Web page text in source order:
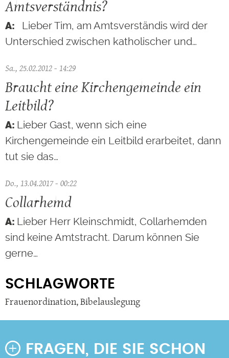
Amtsverständnis?
Lieber Tim, am Amtsverständis wird der
Unterschied zwischen katholischer und…
Sa., 25.02.2012 - 14:29
Braucht eine Kirchengemeinde ein
Leitbild?
Lieber Gast, wenn sich eine
Kirchengemeinde ein Leitbild erarbeitet, dann
tut sie das…
Do., 13.04.2017 - 00:22
Collarhemd
Lieber Herr Kleinschmidt, Collarhemden
sind keine Amtstracht. Darum können Sie
gerne…
SCHLAGWORTE
Frauenordination,Bibelauslegung
FRAGEN, DIE SIE SCHON